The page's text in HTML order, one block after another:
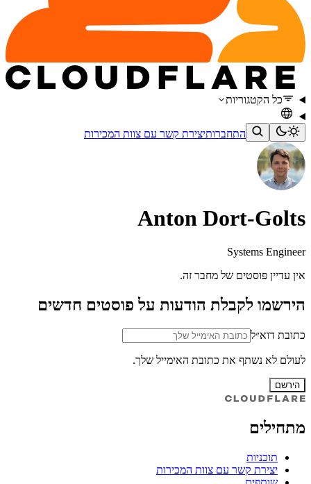
כל הקטגוריות
התחברותיצירת קשר עם צוות המכירות
Anton Dort-Golts
Systems Engineer
אין עדיין פוסטים של מחבר זה.
הירשמו לקבלת הודעות על פוסטים חדשים
כתובת דוא״ל
לעולם לא נשתף את כתובת האימייל שלך.
הירשם
מתחילים
תוכניות
יצירת קשר עם צוות המכירות